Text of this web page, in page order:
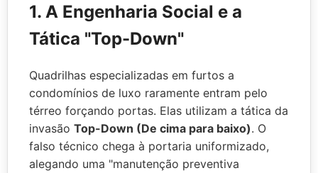
1. A Engenharia Social e a
Tática "Top-Down"
Quadrilhas especializadas em furtos a
condomínios de luxo raramente entram pelo
térreo forçando portas. Elas utilizam a tática da
invasão Top-Down (De cima para baixo). O
falso técnico chega à portaria uniformizado,
alegando uma "manutenção preventiva